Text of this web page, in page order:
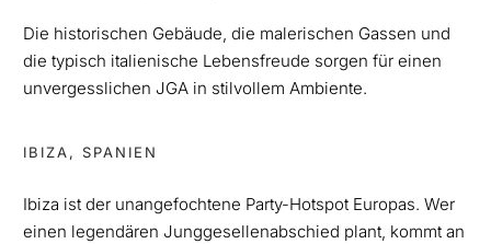
Die historischen Gebäude, die malerischen Gassen und
die typisch italienische Lebensfreude sorgen für einen
unvergesslichen JGA in stilvollem Ambiente.
IBIZA, SPANIEN
Ibiza ist der unangefochtene Party-Hotspot Europas. Wer
einen legendären Junggesellenabschied plant, kommt an